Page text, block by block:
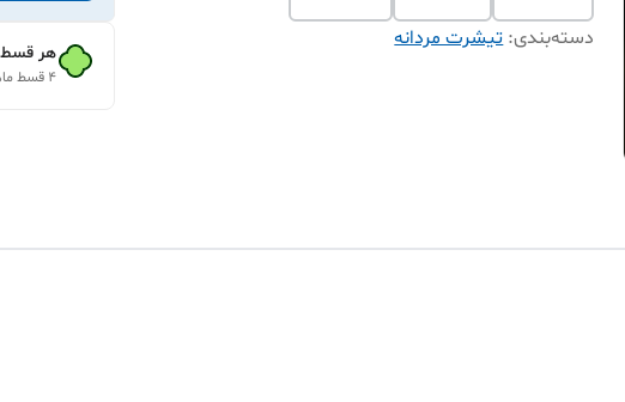
دسته‌بندی:تیشرت مردانه
هر قسط
۴ قسط ماهانه. بدون سود، چک و ضامن.